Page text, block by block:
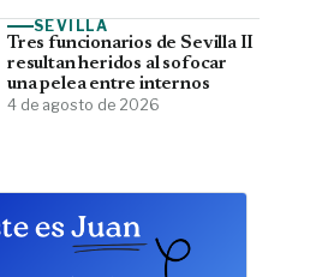
SEVILLA
Tres funcionarios de Sevilla II
resultan heridos al sofocar
una pelea entre internos
4 de agosto de 2026